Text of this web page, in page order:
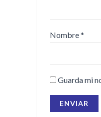
Nombre*
Guarda mi